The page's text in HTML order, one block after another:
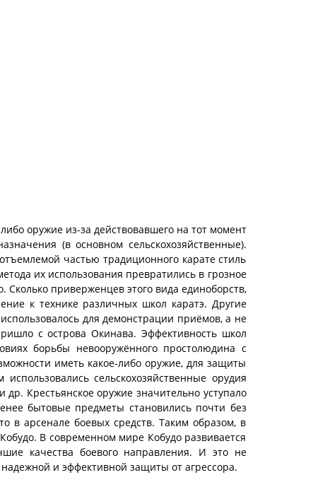
оружие из-за действовавшего на тот момент
(в основном сельскохозяйственные).
частью традиционного карате стиль
их использования превратились в грозное
приверженцев этого вида единоборств,
к технике различных школ каратэ. Другие
для демонстрации приёмов, а не
с острова Окинава. Эффективность школ
борьбы невооружённого простолюдина с
иметь какое-либо оружие, для защиты
сельскохозяйственные орудия
Крестьянское оружие значительно уступало
бытовые предметы становились почти без
в арсенале боевых средств. Таким образом, в
В современном мире Кобудо развивается
качества боевого направления. И это не
и эффективной защиты от агрессора.